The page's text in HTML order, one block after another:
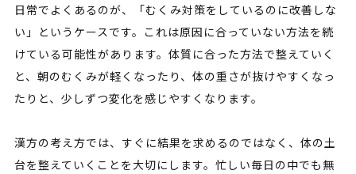
日常でよくあるのが、「むくみ対策をしているのに改善しな
い」というケースです。これは原因に合っていない方法を続
けている可能性があります。体質に合った方法で整えていく
と、朝のむくみが軽くなったり、体の重さが抜けやすくなっ
たりと、少しずつ変化を感じやすくなります。
漢方の考え方では、すぐに結果を求めるのではなく、体の土
台を整えていくことを大切にします。忙しい毎日の中でも無